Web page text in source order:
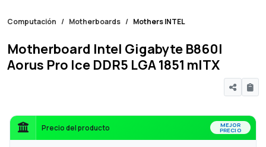
Computación Motherboards Mothers INTEL
Motherboard Intel Gigabyte B860I
Aorus Pro Ice DDR5 LGA 1851 mITX
Precio del producto MEJOR
PRECIO